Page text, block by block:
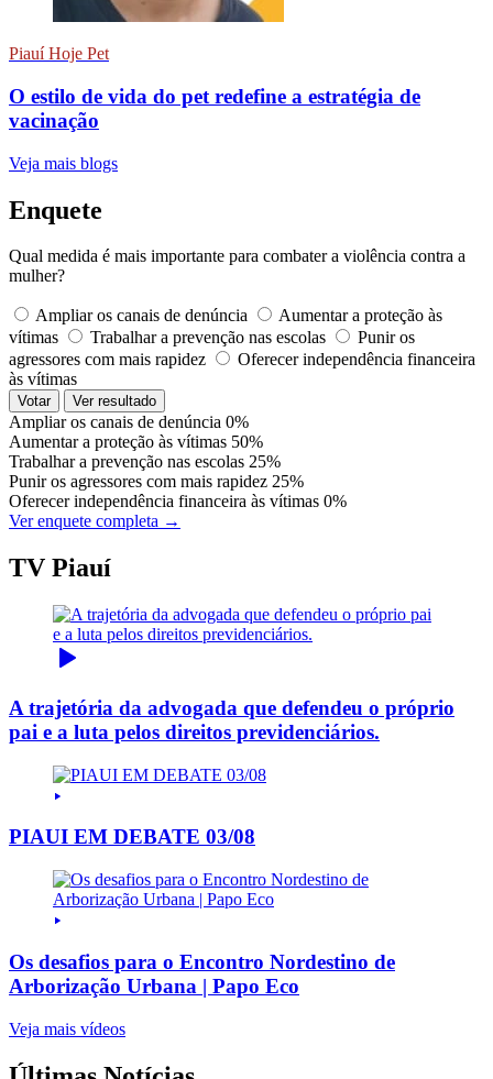
Piauí Hoje Pet
O estilo de vida do pet redefine a estratégia de
vacinação
Veja mais blogs
Enquete
Qual medida é mais importante para combater a violência contra a
mulher?
Ampliar os canais de denúncia
Aumentar a proteção às
vítimas
Trabalhar a prevenção nas escolas
Punir os
agressores com mais rapidez
Oferecer independência financeira
às vítimas
Votar Ver resultado
Ampliar os canais de denúncia 0%
Aumentar a proteção às vítimas 50%
Trabalhar a prevenção nas escolas 25%
Punir os agressores com mais rapidez 25%
Oferecer independência financeira às vítimas 0%
Ver enquete completa →
TV Piauí
A trajetória da advogada que defendeu o próprio
pai e a luta pelos direitos previdenciários.
PIAUI EM DEBATE 03/08
Os desafios para o Encontro Nordestino de
Arborização Urbana | Papo Eco
Veja mais vídeos